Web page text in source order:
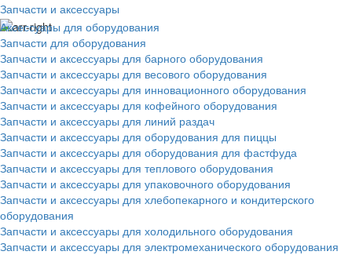
Запчасти и аксессуары
Аксессуары для оборудования
Запчасти для оборудования
Запчасти и аксессуары для барного оборудования
Запчасти и аксессуары для весового оборудования
Запчасти и аксессуары для инновационного оборудования
Запчасти и аксессуары для кофейного оборудования
Запчасти и аксессуары для линий раздач
Запчасти и аксессуары для оборудования для пиццы
Запчасти и аксессуары для оборудования для фастфуда
Запчасти и аксессуары для теплового оборудования
Запчасти и аксессуары для упаковочного оборудования
Запчасти и аксессуары для хлебопекарного и кондитерского
оборудования
Запчасти и аксессуары для холодильного оборудования
Запчасти и аксессуары для электромеханического оборудования